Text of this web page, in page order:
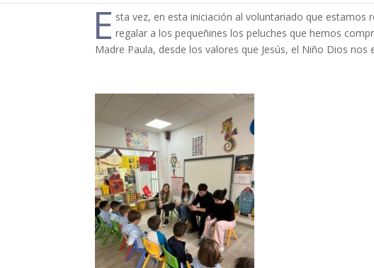
E sta vez, en esta iniciación al voluntariado que
regalar a los pequeñines los peluches que hemos
Madre Paula, desde los valores que Jesús, el Niño Dios nos